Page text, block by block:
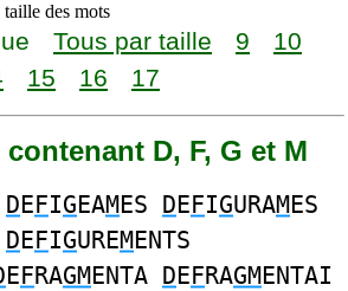
des mots
Tous par taille 9
10
15 16 17
D, F, G et M
DEFIGEAMES DEFIGURAMES
DEFIGUREMENTS
EFRAGMENTA DEFRAGMENTAI